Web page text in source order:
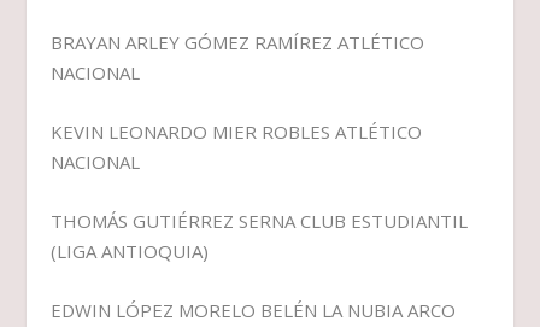
BRAYAN ARLEY GÓMEZ RAMÍREZ ATLÉTICO
NACIONAL
KEVIN LEONARDO MIER ROBLES ATLÉTICO
NACIONAL
THOMÁS GUTIÉRREZ SERNA CLUB ESTUDIANTIL
(LIGA ANTIOQUIA)
EDWIN LÓPEZ MORELO BELÉN LA NUBIA ARCO